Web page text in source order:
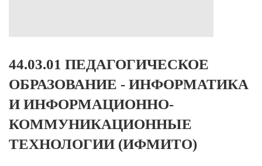
44.03.01 ПЕДАГОГИЧЕСКОЕ
ОБРАЗОВАНИЕ - ИНФОРМАТИКА
И ИНФОРМАЦИОННО-
КОММУНИКАЦИОННЫЕ
ТЕХНОЛОГИИ (ИФМИТО)